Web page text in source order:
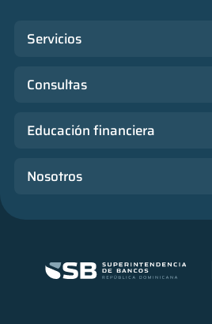
Servicios
Consultas
Educación financiera
Nosotros